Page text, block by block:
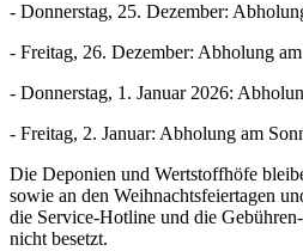
- Donnerstag, 25. Dezember:
- Freitag, 26. Dezember: Abholung
- Donnerstag, 1. Januar 2026:
- Freitag, 2. Januar: Abholung am
Die Deponien und Wertstoffhöfe
sowie an den Weihnachtsfeiertagen
die Service-Hotline und die
nicht besetzt.